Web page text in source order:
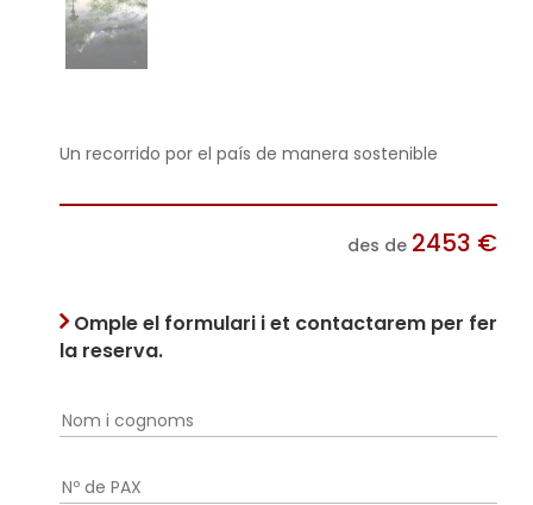
Un recorrido por el país de manera sostenible
des de 2453 €
Omple el formulari i et contactarem per fer
la reserva.